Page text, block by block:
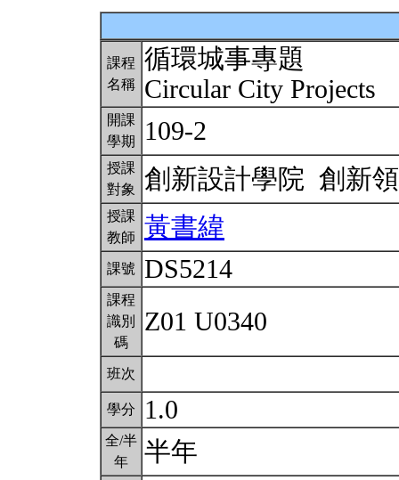
課程
名稱
循環城事專題
Circular City Projects
開課
學期
109-2
授課
對象
創新設計學院 創新
授課
教師
黃書緯
課號 DS5214
課程
識別
碼
Z01 U0340
班次
學分 1.0
全/半
年
半年